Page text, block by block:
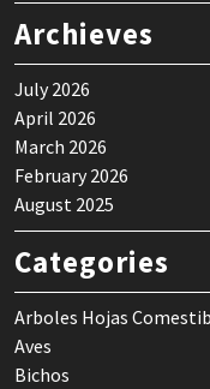
Archieves
July 2026
April 2026
March 2026
February 2026
August 2025
Categories
Arboles Hojas
Aves
Bichos